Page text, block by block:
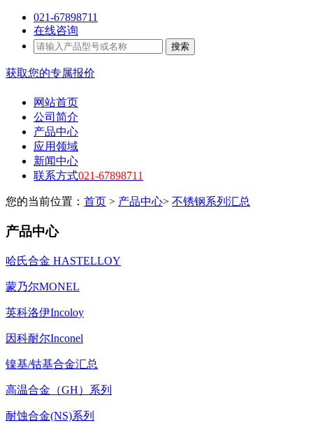
021-67898711
在线咨询
搜索
获取您的专属报价
网站首页
公司简介
产品中心
应用领域
新闻中心
联系方式021-67898711
您的当前位置： 首页 > 产品中心> 不锈钢系列汇总
产品中心
哈氏合金 HASTELLOY
蒙乃尔MONEL
英科洛伊Incoloy
因科耐尔Inconel
镍基/钴基合金汇总
高温合金（GH）系列
耐蚀合金(NS)系列